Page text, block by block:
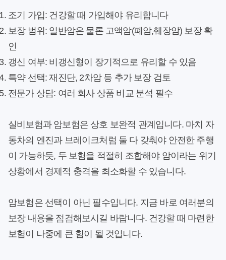
조기 가입: 건강할 때 가입해야 유리합니다
보장 범위 : 일반암은 물론 고액암(폐암,췌장암) 보장 확
인
갱신 여부: 비갱신형이 장기적으로 유리할 수 있음
특약 선택: 재진단, 2차암 등 추가 보장 검토
전문가 상담: 여러 회사 상품 비교 분석 필수
실비보험과 암보험은 상호 보완적 관계입니다. 마치 자
동차의 엔진과 브레이크처럼 둘 다 갖춰야 안전한 주행
이 가능하듯, 두 보험을 적절히 조합해야 암이라는 위기
상황에서 경제적 충격을 최소화할 수 있습니다.
암보험은 선택이 아닌 필수입니다. 지금 바로 여러분의
보장 내용을 점검해보시길 바랍니다. 건강할 때 마련한
보험이 나중에 큰 힘이 될 것입니다.